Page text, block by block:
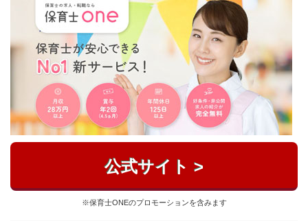
公式サイト >
※保育士ONEのプロモーションを含みます